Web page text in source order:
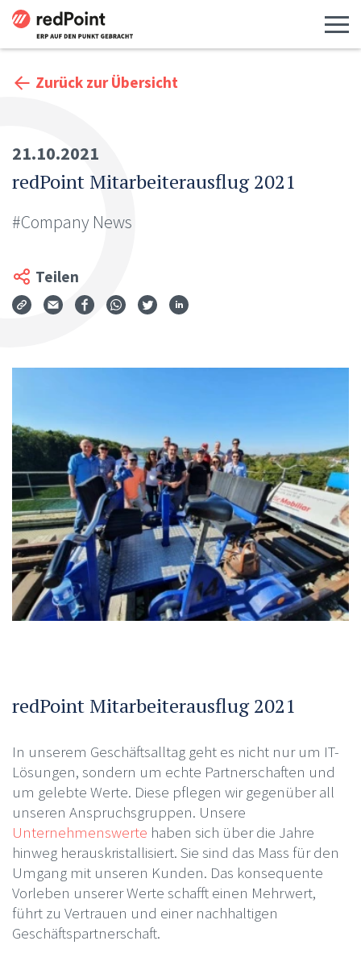
Zurück zur Übersicht
21.10.2021
redPoint Mitarbeiterausflug 2021
#Company News
Teilen
Via Mail teilen
Auf Facebook teilen
Auf WhatsApp teilen
Auf Twitter teilen
Auf LinkedIn teilen
redPoint Mitarbeiterausflug 2021
In unserem Geschäftsalltag geht es nicht nur um IT-
Lösungen, sondern um echte Partnerschaften und
um gelebte Werte. Diese pflegen wir gegenüber all
unseren Anspruchsgruppen. Unsere
Unternehmenswerte haben sich über die Jahre
hinweg herauskristallisiert. Sie sind das Mass für den
Umgang mit unseren Kunden. Das konsequente
Vorleben unserer Werte schafft einen Mehrwert,
führt zu Vertrauen und einer nachhaltigen
Geschäftspartnerschaft.